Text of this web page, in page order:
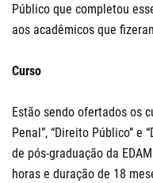
Público que completou
aos acadêmicos que
Curso
Estão sendo ofertados os
Penal”, “Direito Público” e
de pós-graduação da
horas e duração de 18